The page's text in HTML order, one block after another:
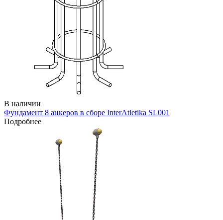
В наличии
Фундамент 8 анкеров в сборе InterAtletika SL001
Подробнее